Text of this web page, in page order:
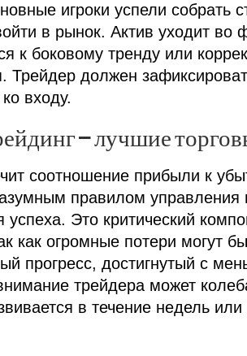
игроки успели собрать
в рынок. Актив уходит во
к боковому тренду или
Трейдер должен
входу.
– лучшие
соотношение прибыли к
правилом
успеха. Это критический
как огромные потери могут
прогресс, достигнутый с
трейдера может
в течение недель